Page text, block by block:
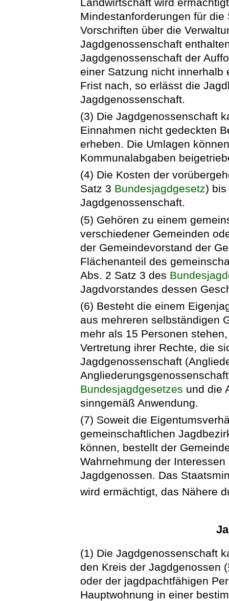
Mindestanforderungen für
Vorschriften über die
Jagdgenossenschaft
Jagdgenossenschaft der
einer Satzung nicht innerhalb
Frist nach, so erlässt die
Jagdgenossenschaft.
(3) Die Jagdgenossenschaft
Einnahmen nicht gedeckten
erheben. Die Umlagen
Kommunalabgaben
(4) Die Kosten der
Satz 3 Bundesjagdgesetz) bis
Jagdgenossenschaft.
(5) Gehören zu einem
verschiedener Gemeinden
der Gemeindevorstand der
Flächenanteil des
Abs. 2 Satz 3 des
Jagdvorstandes dessen
(6) Besteht die einem
aus mehreren selbständigen
mehr als 15 Personen
Vertretung ihrer Rechte, die
Jagdgenossenschaft
Bundesjagdgesetzes und die
sinngemäß Anwendung.
(7) Soweit die
gemeinschaftlichen
können, bestellt der
Wahrnehmung der
Jagdgenossen. Das
wird ermächtigt, das Nähere
(1) Die Jagdgenossenschaft
den Kreis der Jagdgenossen
oder der jagdpachtfähigen
Hauptwohnung in einer